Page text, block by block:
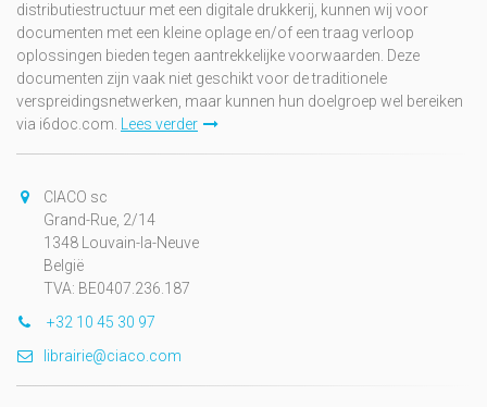
distributiestructuur met een digitale drukkerij, kunnen wij voor
documenten met een kleine oplage en/of een traag verloop
oplossingen bieden tegen aantrekkelijke voorwaarden. Deze
documenten zijn vaak niet geschikt voor de traditionele
verspreidingsnetwerken, maar kunnen hun doelgroep wel bereiken
via i6doc.com. Lees verder
CIACO sc
Grand-Rue, 2/14
1348 Louvain-la-Neuve
België
TVA: BE0407.236.187
+32 10 45 30 97
librairie@ciaco.com